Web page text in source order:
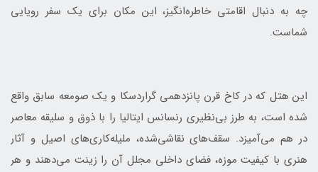
چه به دنبال اقامتی خاطره‌انگیز، این مکان برای یک سفر رویایی
شماست.
این هتل که در کاخ قرن پانزدهمی گراردسکا و یک صومعه سابق واقع
شده است، به طرز بی‌نظیری رنسانس ایتالیا را با ذوق و سلیقه معاصر
در هم می‌آمیزد. سقف‌های نقاشی‌شده، ملیله‌کاری‌های اصیل و آثار
هنری با کیفیت موزه، فضای داخلی مجلل آن را زینت می‌دهند و هر